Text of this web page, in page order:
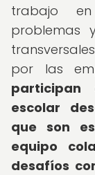
trabajo
problemas
por las
participan
escolar
que son
equipo
desafíos